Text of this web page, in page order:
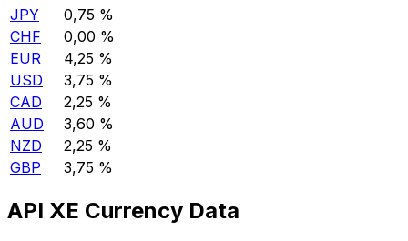
JPY
0,75 %
CHF
0,00 %
EUR
4,25 %
USD
3,75 %
CAD
2,25 %
AUD
3,60 %
NZD
2,25 %
GBP
3,75 %
API XE Currency Data